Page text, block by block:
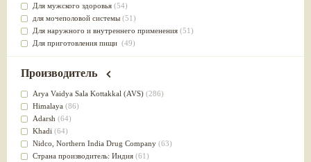
Для мужского здоровья (54)
для мочеполовой системы (51)
Для наружного и внутреннего применения (51)
Для приготовления пищи (49)
от инфекций мочеполовой системы(49)
для суставов
Лечит опухоли и отеки(46)
Для медитации
выводит токсины
Для здоровья печени
Для тела(39)
для очищения крови(38)
Производитель
Arya Vaidya Sala Kottakkal (AVS) (286)
Himalaya (86)
Adarsh (64)
Khadi (64)
Nidсo, Northern India Drug Company (63)
Страна производитель: Индия (61)